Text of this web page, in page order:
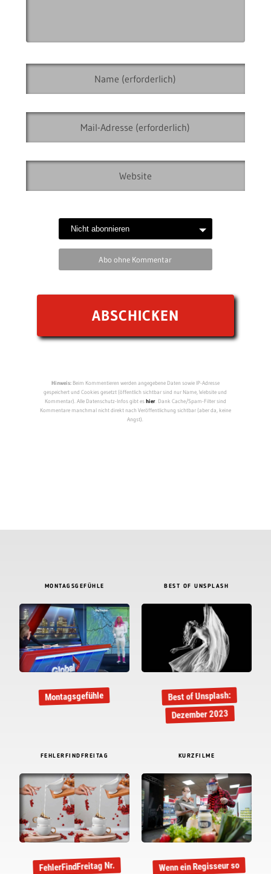
Abo ohne Kommentar
Hinweis:Beim Kommentieren werden angegebene Daten sowie IP-Adresse
gespeichert und Cookies gesetzt (öffentlich sichtbar sind nur Name, Website und
Kommentar). Alle Datenschutz-Infos gibt eshier. Dank Cache/Spam-Filter sind
Kommentare manchmal nicht direkt nach Veröffentlichung sichtbar (aber da, keine
Angst).
MONTAGSGEFÜHLE
Montagsgefühle
BEST OF UNSPLASH
Best of Unsplash:
Dezember 2023
FEHLERFINDFREITAG
FehlerFindFreitag Nr.
KURZFILME
Wenn ein Regisseur so